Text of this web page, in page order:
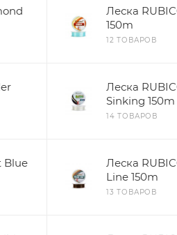
Леска
150m
12 ТОВАРОВ
Леска
Sinking 150m
14 ТОВАРОВ
Blue
Леска
Line 150m
13 ТОВАРОВ